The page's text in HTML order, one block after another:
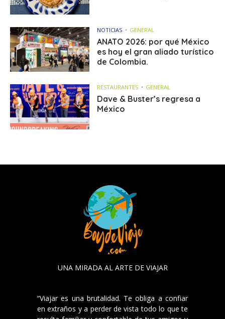
NOTICIAS GENERAL
ANATO 2026: por qué México
es hoy el gran aliado turístico
de Colombia.
RESTAURANTES GENERAL
Dave & Buster’s regresa a
México
UNA MIRADA AL ARTE DE VIAJAR
“Viajar es una brutalidad. Te obliga a confiar
en extraños y a perder de vista todo lo que te